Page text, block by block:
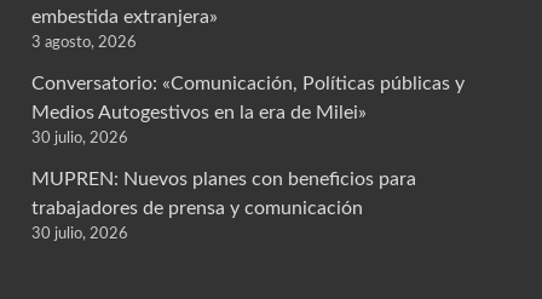
embestida extranjera»
3 agosto, 2026
Conversatorio: «Comunicación, Políticas públicas y
Medios Autogestivos en la era de Milei»
30 julio, 2026
MUPREN: Nuevos planes con beneficios para
trabajadores de prensa y comunicación
30 julio, 2026